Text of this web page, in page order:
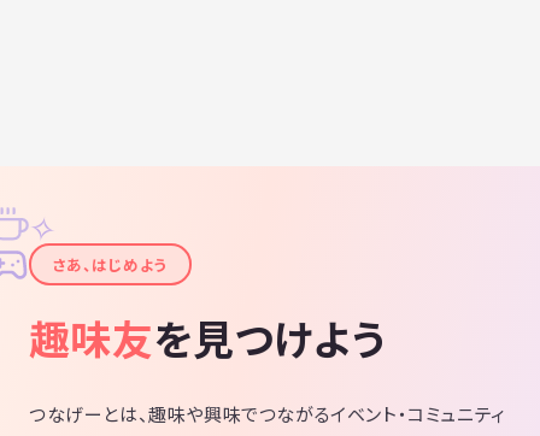
✦
✧
さあ、はじめよう
趣味友を見つけよう
つなげーとは、趣味や興味でつながるイベント・コミュニティ